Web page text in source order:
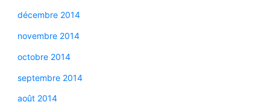
décembre 2014
novembre 2014
octobre 2014
septembre 2014
août 2014